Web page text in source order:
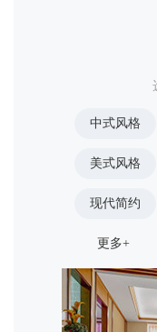
中式风格
美式风格
现代简约
更多+